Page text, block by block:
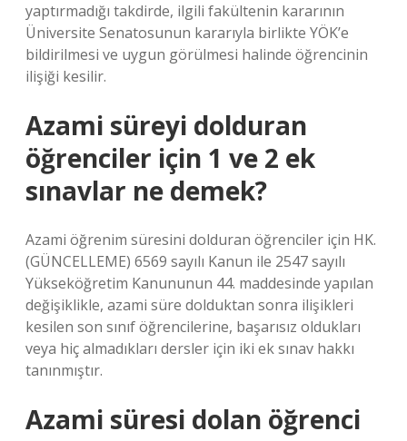
yaptırmadığı takdirde, ilgili fakültenin kararının
Üniversite Senatosunun kararıyla birlikte YÖK’e
bildirilmesi ve uygun görülmesi halinde öğrencinin
ilişiği kesilir.
Azami süreyi dolduran
öğrenciler için 1 ve 2 ek
sınavlar ne demek?
Azami öğrenim süresini dolduran öğrenciler için HK.
(GÜNCELLEME) 6569 sayılı Kanun ile 2547 sayılı
Yükseköğretim Kanununun 44. maddesinde yapılan
değişiklikle, azami süre dolduktan sonra ilişikleri
kesilen son sınıf öğrencilerine, başarısız oldukları
veya hiç almadıkları dersler için iki ek sınav hakkı
tanınmıştır.
Azami süresi dolan öğrenci